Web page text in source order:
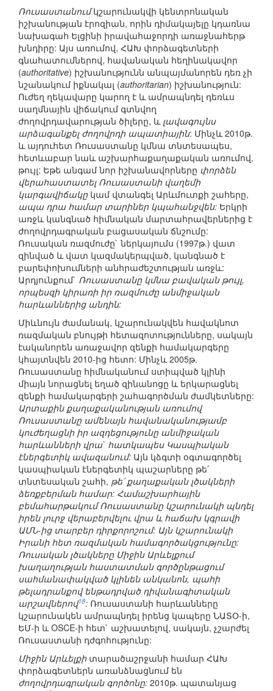
Ռուսաստանումկշարունակվի կենտրոնական
իշխանության էրոզիան, որին դիմակայելը կդառնա
նախագահ Ելցինի իրավահաջորդի առաջնահերթ
խնդիրը: Այս առումով, ՀԱԽ փորձագետների
գնահատումներով, հավանական հեղինակավոր
(authoritative) իշխանությունն անպայմանորեն դեռ չի
նշանակում իքնակալ (authoritarian) իշխանություն:
Ուժեղ ղեկավարը կարող է և ամրապնդել դեռևս
սաղմնային վիճակում գտնվող
ժողովրդավարության ծիլերը, և լավագույնս
արձագանքել ժողովրդի ապատիային: Մինչև 2010թ.
և այդուհետ Ռուսաստանը կմնա տնտեսապես,
հետևաբար նաև աշխարհաքաղաքական առումով,
թույլ: Եթե անգամ նոր իշխանավորները փորձեն
վերահաստատել Ռուսաստանի վաղեմի
կարգավիճակը կամ վտանգել Արևմուտքի շահերը,
ապա դրա համար տարիներ կպահանջվեն: Երկրի
առջև կանգնած հիմնական մարտահրավերներից է
ժողովրդագրական բացասական ճնշումը:
Ռուսական ռազմուժը` ներկայումս (1997թ.) վատ
զինված և վատ կազմակերպված, կանգնած է
բարեփոխումների անհրաժեշտության առջև:
Արդյունքում` Ռուսաստանը կմնա բավական թույլ,
որպեսզի կիրառի իր ռազմուժը անմիջական
հարևաններից անդին:
Միևնույն ժամանակ, կշարունակվեն հավակնոտ
ռազմական բնույթի հետազոտությունները, սակայն
էականորեն առաջավոր զենքի համակարգերը
կհայտնվեն 2010-ից հետո: Մինչև 2005թ.
Ռուսաստանը հիմնականում ստիպված կլինի
միայն նորացնել եղած զինանոցը և երկարացնել
զենքի համակարգերի շահագործման ժամկետները:
Արտաքին քաղաքականության առումով
Ռուսաստանը ամենայն հավանականությամբ
կուժեղացնի իր ազդեցությունը անմիջական
հարևանների վրա` հատկապես Կասպիական
էներգետիկ ավազանում: Այն կձգտի օգտագործել
կասպիական էներգետիկ պաշարները թե՛
տնտեսական շահի, թե՛ քաղաքական լծակների
ձեռքբերման համար: Համաշխարհային
բեմահարթակում Ռուսաստանը կշարունակի պնդել
իրեն լուրջ վերաբերվելու վրա և հաճախ կգրավի
ԱՄՆ-ից տարբեր դիրքորոշում: Այն կշարունակի
Իրանի հետ ռազմական համագործակցությունը:
Ռուսական լծակները Միջին Արևելքում
խաղաղության հաստատման գործընթացում
սահմանափակված կլինեն անկանոն, պահի
թելադրանքով ենթադրված դիվանագիտական
արշավներով18: Ռուսաստանի հարևանները
կշարունակեն ամրապնդել իրենց կապերը ՆԱՏՕ-ի,
ԵՄ-ի և OSCE-ի հետ` աշխատելով, սակայն, չշարժել
Ռուսաստանի դժգոհությունը:
Միջին Արևելքի տարածաշրջանի համար ՀԱԽ
փորձագետներն առանձնացնում են
ժողովրդագրական գործոնը: 2010թ. պատանյաց